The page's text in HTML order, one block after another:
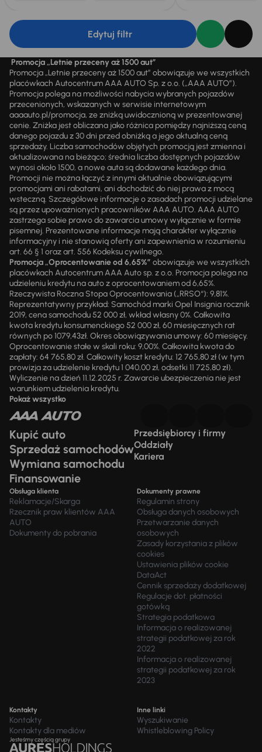
Edytuj filtr
Promocja „Letnie przeceny aż 1500 aut”
Promocja „Letnie przeceny aż 1500 aut” obowiązuje we wszystkich
placówkach Autocentrum AAA AUTO Sp. z o.o. („AAA AUTO”).
Promocja polega na możliwości nabycia wybranych pojazdów
przecenionych, wskazanych w serwisie internetowym
aaaauto.pl/promocja, ze zniżką uwidocznioną w prezentowanej
cenie. Zniżka jest obliczana jako różnica pomiędzy najniższą ceną
danego pojazdu z 30 dni przed obniżką a jego aktualną ceną
sprzedaży. Liczba samochodów objętych promocją jest zmienna i
aktualizowana na bieżąco; średnia liczba dostępnych pojazdów
wynosi około 1500, a nowe auta są dodawane każdego dnia.
Promocji nie można łączyć z innymi aktualnie obowiązującymi
promocjami ani rabatami, ani dochodzić do niej prawa z mocą
wsteczną. Szczegółowe informacje o zasadach promocji udzielane
są przez upoważnionych pracowników AAA AUTO. AAA AUTO
zastrzega sobie prawo do zawarcia umowy wyłącznie w formie
pisemnej. Prezentowane informacje mają charakter wyłącznie
informacyjny i nie stanowią oferty ani zapewnienia w rozumieniu
art. 66 § 1 oraz art. 556 Kodeksu cywilnego.
Promocja „Oprocentowanie od 6,65%” obowiązuje we wszystkich
placówkach Autocentrum AAA Auto sp. z o.o. Promocja polega na
udzieleniu kredytu na auto z oprocentowaniem od 6,65%.
Rzeczywista Roczna Stopa Oprocentowania („RRSO“): 9,81%.
Reprezentatywny przykład: Samochód marki Opel Insignia rocznik
2019, cena samochodu 52 000 zł, wkład własny 0%. Całkowita
kwota kredytu konsumenckiego 52 000 zł, 60 miesięcznych rat
równych po 1079,43zł. Okres obowiązywania umowy: 60 miesięcy.
Oprocentowanie stałe w skali roku: 9,00%. Całkowita kwota do
zapłaty: 64 765,80 zł. Całkowity koszt kredytu: 12 765,80 zł (w tym
prowizja za udzielenie kredytu 1 040,00 zł, odsetki 11 725,80 zł).
Wyliczenie na dzień 11.12.2025 r. Zawarcie ubezpieczenia nie jest
warunkiem udzielenia kredytu.
Pokaż wszystko
Kupić auto
Sprzedaż samochodów
Wymiana samochodu
Finansowanie
Przedsiębiorcy i firmy
Oddziały
Kariera
Obsługa klienta
Reklamacje/Skarga
Rzecznik praw klientów AAA
AUTO
Dokumenty do pobrania
Dokumenty prawne
Regulamin strony
Obsługa danych osobowych
Przetwarzanie danych
osobowych
Zasady korzystania z plików
cookies
Ustawienia plików cookie
DataAct
Cennik sprzedaży dodatkowej
Regulacje dot. płatności
gotówką
Strategia podatkowa
Informacja o realizowanej
strategii podatkowej za rok
2022
Informacja o realizowanej
strategii podatkowej za rok
2023
Kontakty
Kontakty
Kontakty dla mediów
Inne linki
Wyszukiwanie
Whistleblowing Policy
Jesteśmy częścią grupy